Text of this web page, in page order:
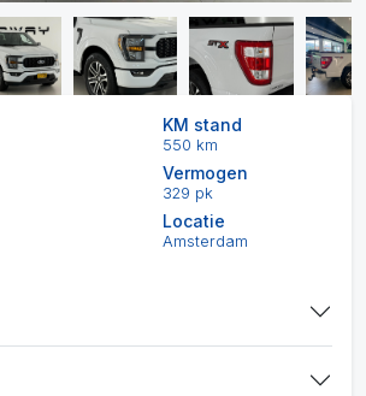
KM stand
550 km
Vermogen
329 pk
Locatie
Amsterdam